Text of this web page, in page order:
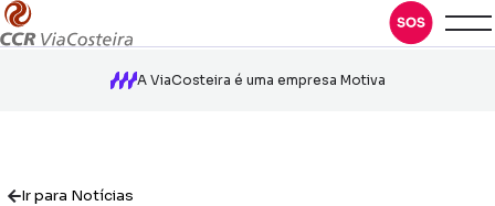
A ViaCosteira é uma empresa Motiva
Ir para Notícias